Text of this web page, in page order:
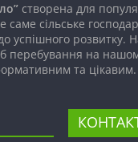
створена для
сільське
успішного розвитку.
перебування на
та цікавим.